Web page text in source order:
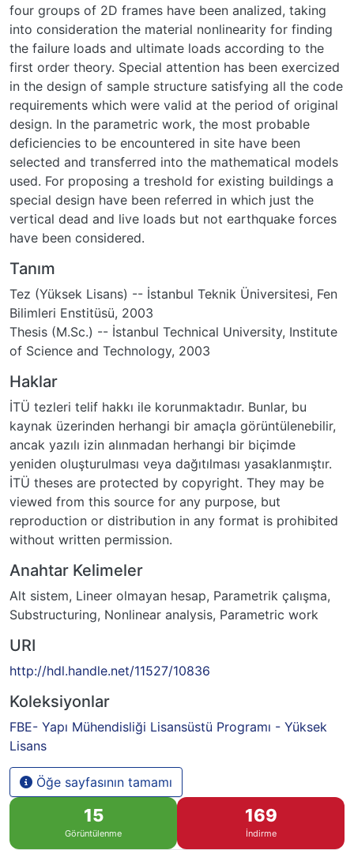
four groups of 2D frames have been analized, taking
into consideration the material nonlinearity for finding
the failure loads and ultimate loads according to the
first order theory. Special attention has been exercized
in the design of sample structure satisfying all the code
requirements which were valid at the period of original
design. In the parametric work, the most probable
deficiencies to be encountered in site have been
selected and transferred into the mathematical models
used. For proposing a treshold for existing buildings a
special design have been referred in which just the
vertical dead and live loads but not earthquake forces
have been considered.
Tanım
Tez (Yüksek Lisans) -- İstanbul Teknik Üniversitesi, Fen
Bilimleri Enstitüsü, 2003
Thesis (M.Sc.) -- İstanbul Technical University, Institute
of Science and Technology, 2003
Haklar
İTÜ tezleri telif hakkı ile korunmaktadır. Bunlar, bu
kaynak üzerinden herhangi bir amaçla görüntülenebilir,
ancak yazılı izin alınmadan herhangi bir biçimde
yeniden oluşturulması veya dağıtılması yasaklanmıştır.
İTÜ theses are protected by copyright. They may be
viewed from this source for any purpose, but
reproduction or distribution in any format is prohibited
without written permission.
Anahtar Kelimeler
Alt sistem, Lineer olmayan hesap, Parametrik çalışma,
Substructuring, Nonlinear analysis, Parametric work
URI
http://hdl.handle.net/11527/10836
Koleksiyonlar
FBE- Yapı Mühendisliği Lisansüstü Programı - Yüksek
Lisans
Öğe sayfasının tamamı
15
Görüntülenme
169
İndirme